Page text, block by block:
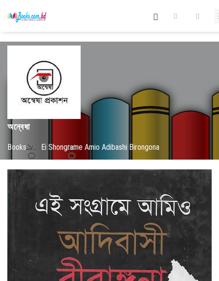
অন্বেষা
Books / Ei Shongrame Amio Adibashi Birongona